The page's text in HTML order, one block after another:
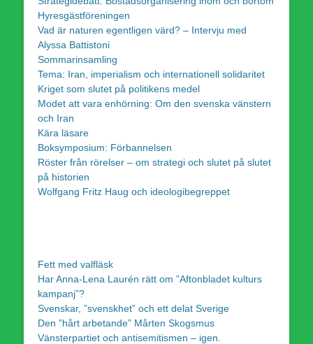
Hyresgästföreningen
Vad är naturen egentligen värd? – Intervju med
Alyssa Battistoni
Sommarinsamling
Tema: Iran, imperialism och internationell solidaritet
Kriget som slutet på politikens medel
Modet att vara enhörning: Om den svenska vänstern
och Iran
Kära läsare
Boksymposium: Förbannelsen
Röster från rörelser – om strategi och slutet på slutet
på historien
Wolfgang Fritz Haug och ideologibegreppet
Fett med valfläsk
Har Anna-Lena Laurén rätt om ”Aftonbladet kulturs
kampanj”?
Svenskar, ”svenskhet” och ett delat Sverige
Den ”hårt arbetande” Mårten Skogsmus
Vänsterpartiet och antisemitismen – igen.